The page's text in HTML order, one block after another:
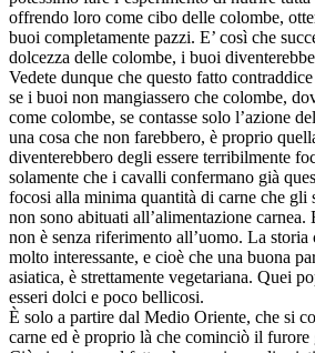
offrendo loro come cibo delle colombe,
buoi completamente pazzi. E’ così che
dolcezza delle colombe, i buoi
Vedete dunque che questo fatto
se i buoi non mangiassero che colombe,
come colombe, se contasse solo l’azione
una cosa che non farebbero, è proprio
diventerebbero degli essere terribilmente
solamente che i cavalli confermano già
focosi alla minima quantità di carne che gli
non sono abituati all’alimentazione
non è senza riferimento all’uomo. La storia
molto interessante, e cioè che una buona
asiatica, è strettamente vegetariana. Quei
esseri dolci e poco bellicosi.
È solo a partire dal Medio Oriente, che si
carne ed è proprio là che cominciò il furore